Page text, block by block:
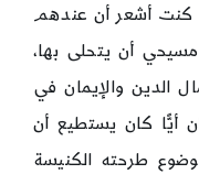
كنت أشعر أن عندهم
أن يتحلى بها،
الدين والإيمان في
أيًّا كان يستطيع أن
طرحته الكنيسة